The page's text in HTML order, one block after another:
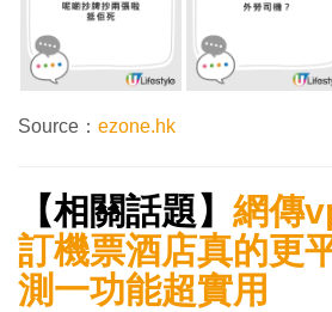
Source： ezone.hk
【相關話題】 網傳
訂機票酒店真的更
測一功能超實用